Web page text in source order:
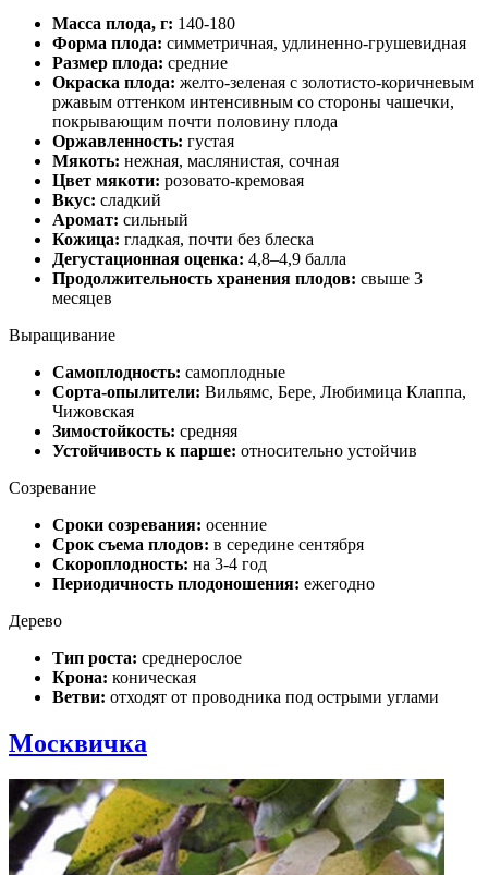
Масса плода, г: 140-180
Форма плода: симметричная, удлиненно-грушевидная
Размер плода: средние
Окраска плода: желто-зеленая с золотисто-коричневым
ржавым оттенком интенсивным со стороны чашечки,
покрывающим почти половину плода
Оржавленность: густая
Мякоть: нежная, маслянистая, сочная
Цвет мякоти: розовато-кремовая
Вкус: сладкий
Аромат: сильный
Кожица: гладкая, почти без блеска
Дегустационная оценка: 4,8–4,9 балла
Продолжительность хранения плодов: свыше 3
месяцев
Выращивание
Самоплодность: самоплодные
Сорта-опылители: Вильямс, Бере, Любимица Клаппа,
Чижовская
Зимостойкость: средняя
Устойчивость к парше: относительно устойчив
Созревание
Сроки созревания: осенние
Срок съема плодов: в середине сентября
Скороплодность: на 3-4 год
Периодичность плодоношения: ежегодно
Дерево
Тип роста: среднерослое
Крона: коническая
Ветви: отходят от проводника под острыми углами
Москвичка